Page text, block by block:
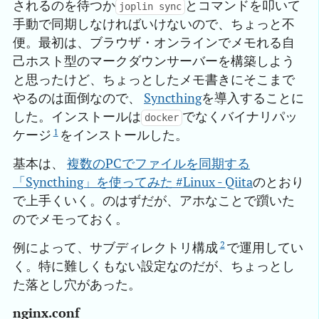
されるのを待つか joplin sync とコマンドを叩いて
手動で同期しなければいけないので、ちょっと不
便。最初は、ブラウザ・オンラインでメモれる自
己ホスト型のマークダウンサーバーを構築しよう
と思ったけど、ちょっとしたメモ書きにそこまで
やるのは面倒なので、 Syncthingを導入することに
した。インストールは docker でなくバイナリパッ
ケージ 1 をインストールした。
基本は、 複数のPCでファイルを同期する
「Syncthing」を使ってみた #Linux - Qiitaのとおり
で上手くいく。のはずだが、アホなことで躓いた
のでメモっておく。
例によって、サブディレクトリ構成2 で運用してい
く。特に難しくもない設定なのだが、ちょっとし
た落とし穴があった。
nginx.conf